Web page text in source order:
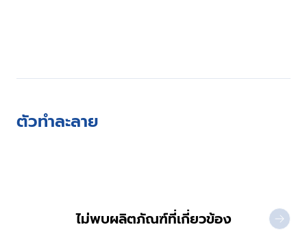
ตัวทำละลาย
ไม่พบผลิตภัณฑ์ที่เกี่ยวข้อง NEXT